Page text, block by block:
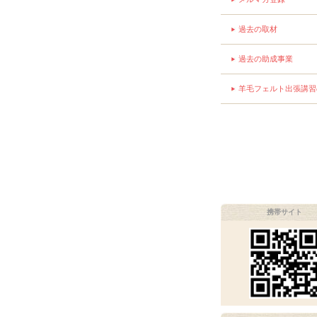
過去の取材
過去の助成事業
羊毛フェルト出張講
携帯サイト